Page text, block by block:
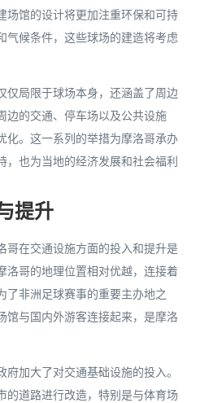
场馆的设计将更加注重环保和可持
气候条件，这些球场的建造将考虑
仅局限于球场本身，还涵盖了周边
边的交通、停车场以及公共设施
化。这一系列的举措为摩洛哥承办
，也为当地的经济发展和社会福利
提升
哥在交通设施方面的投入和提升是
洛哥的地理位置相对优越，连接着
了非洲足球赛事的重要主办地之
馆与国内外游客连接起来，是摩洛
加大了对交通基础设施的投入。
的道路进行改造，特别是与体育场